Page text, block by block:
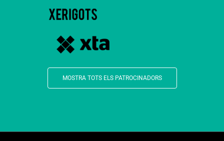
MOSTRA TOTS ELS PATROCINADORS